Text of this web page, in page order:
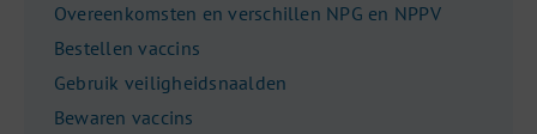
Overeenkomsten en verschillen NPG en NPPV
Bestellen vaccins
Gebruik veiligheidsnaalden
Bewaren vaccins